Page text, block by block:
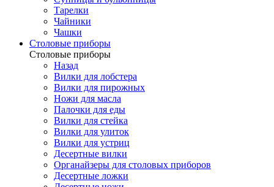
Тарелки
Чайники
Чашки
Cтоловые приборы
Cтоловые приборы
Назад
Вилки для лобстера
Вилки для пирожных
Ножи для масла
Палочки для еды
Вилки для стейка
Вилки для улиток
Вилки для устриц
Десертные вилки
Органайзеры для столовых приборов
Десертные ложки